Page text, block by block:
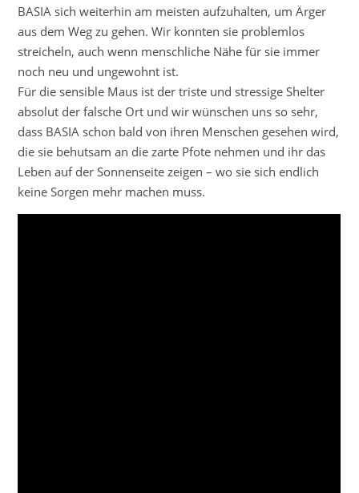
BASIA sich weiterhin am meisten aufzuhalten, um Ärger
aus dem Weg zu gehen. Wir konnten sie problemlos
streicheln, auch wenn menschliche Nähe für sie immer
noch neu und ungewohnt ist.
Für die sensible Maus ist der triste und stressige Shelter
absolut der falsche Ort und wir wünschen uns so sehr,
dass BASIA schon bald von ihren Menschen gesehen wird,
die sie behutsam an die zarte Pfote nehmen und ihr das
Leben auf der Sonnenseite zeigen – wo sie sich endlich
keine Sorgen mehr machen muss.